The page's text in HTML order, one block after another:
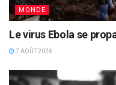
MONDE
Le virus Ebola se
7 AOÛT 2026